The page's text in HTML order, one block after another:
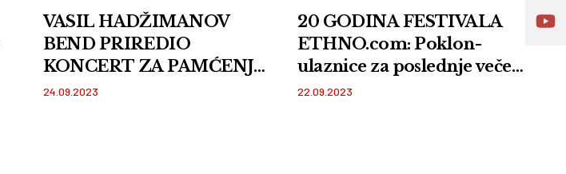
VASIL HADŽIMANOV
BEND PRIREDIO
KONCERT ZA PAMĆENJE:
Premijerno izvedene
24.09.2023
20 GODINA FESTIVALA
ETHNO.com: Poklon-
ulaznice za poslednje veče
festivala! Po 2 karte dobiće
22.09.2023